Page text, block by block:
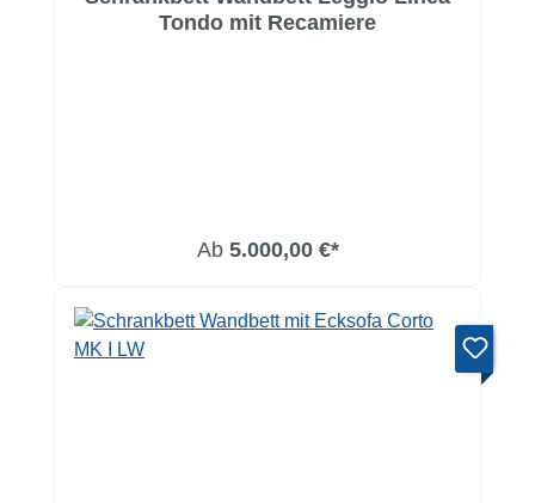
Tondo mit Recamiere
Ab 5.000,00 €*